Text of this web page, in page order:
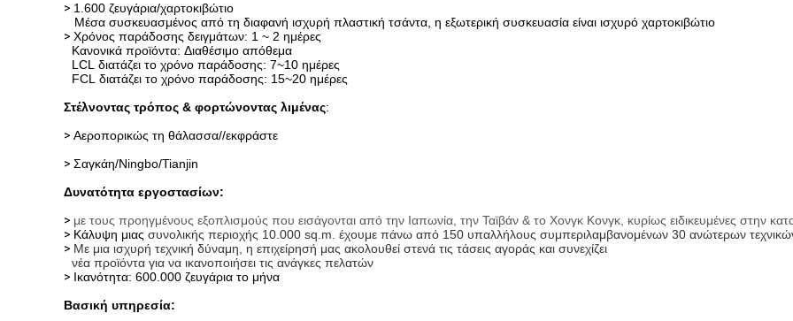
> 1.600 ζευγάρια/χαρτοκιβώτιο
Μέσα συσκευασμένος από τη διαφανή ισχυρή πλαστική τσάντα, η εξωτερική συσκευασία είναι ισχυρό χαρτοκιβώτιο
> Χρόνος παράδοσης δειγμάτων: 1 ~ 2 ημέρες
Κανονικά προϊόντα: Διαθέσιμο απόθεμα
LCL διατάζει το χρόνο παράδοσης: 7~10 ημέρες
FCL διατάζει το χρόνο παράδοσης: 15~20 ημέρες
Στέλνοντας τρόπος & φορτώνοντας λιμένας:
> Αεροπορικώς τη θάλασσα//εκφράστε
> Σαγκάη/Ningbo/Tianjin
Δυνατότητα εργοστασίων:
> με τους προηγμένους εξοπλισμούς που εισάγονται από την Ιαπωνία, την Ταϊβάν & το Χονγκ Κονγκ, κυρίως ειδικευμένες στην
> Κάλυψη μιας συνολικής περιοχής 10.000 sq.m. έχουμε πάνω από 150 υπαλλήλους συμπεριλαμβανομένων 30 ανώτερων
> Με μια ισχυρή τεχνική δύναμη, η επιχείρησή μας ακολουθεί στενά τις τάσεις αγοράς και συνεχίζει
νέα προϊόντα για να ικανοποιήσει τις ανάγκες πελατών
> Ικανότητα: 600.000 ζευγάρια το μήνα
Βασική υπηρεσία: